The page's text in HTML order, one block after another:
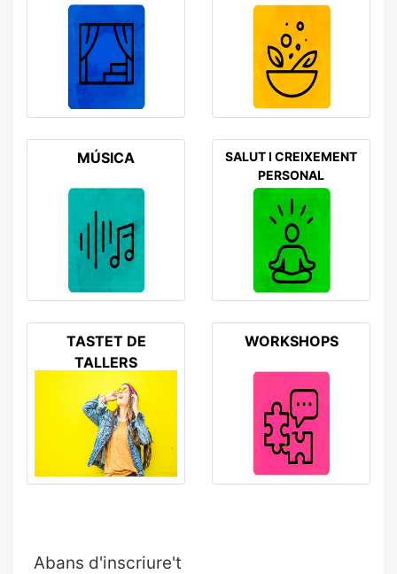
MÚSICA
SALUT I CREIXEMENT
PERSONAL
TASTET DE
TALLERS
WORKSHOPS
Abans d'inscriure't